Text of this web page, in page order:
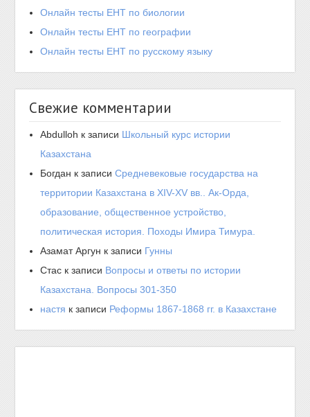
Онлайн тесты ЕНТ по биологии
Онлайн тесты ЕНТ по географии
Онлайн тесты ЕНТ по русскому языку
Свежие комментарии
Abdulloh к записи Школьный курс истории
Казахстана
Богдан к записиСредневековые государства на
территории Казахстана в XIV-XV вв.. Ак-Орда,
образование, общественное устройство,
политическая история. Походы Имира Тимура.
Азамат Аргун к записи Гунны
Стас к записи Вопросы и ответы по истории
Казахстана. Вопросы 301-350
настя к записи Реформы 1867-1868 гг. в Казахстане